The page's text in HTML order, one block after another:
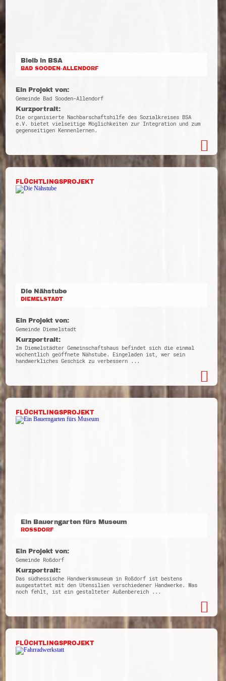
Bleib in BSA
BAD SOODEN-ALLENDORF
Ein Projekt von:
Gemeinde Bad Sooden-Allendorf
Kurzportrait:
Die organisierte Nachbarschaftshilfe des Sozialkreises BSA
e.V. bietet vielseitige Möglichkeiten zur Integration und zum
gegenseitigen Kennenlernen.
FLÜCHTLINGSPROJEKT
Die Nähstube
DIEMELSTADT
Ein Projekt von:
Gemeinde Diemelstadt
Kurzportrait:
Im Diemelstädter Gemeinschaftshaus befindet sich die einmal
wöchentlich geöffnete Nähstube. Eingeladen ist, wer sein
handwerkliches Geschick zu verbessern ...
FLÜCHTLINGSPROJEKT
Ein Bauerngarten fürs Museum
ROSSDORF
Ein Projekt von:
Gemeinde Roßdorf
Kurzportrait:
Das südhessische Handwerksmuseum in Roßdorf ist bestens
ausgestattet mit den Utensilien verschiedener Handwerke. Was
noch fehlt, ist ein gestalteter Außenbereich ...
FLÜCHTLINGSPROJEKT